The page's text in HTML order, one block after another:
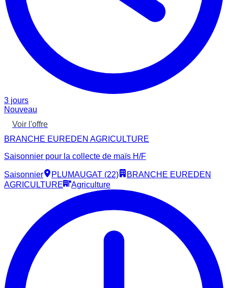
3 jours
Nouveau
Voir l'offre
BRANCHE EUREDEN AGRICULTURE
Saisonnier pour la collecte de maïs H/F
Saisonnier PLUMAUGAT (22)
BRANCHE EUREDEN
AGRICULTURE
Agriculture